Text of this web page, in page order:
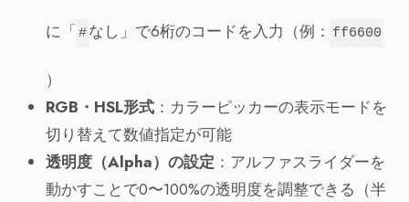
に「#なし」で6桁のコードを入力（例： ff6600
）
RGB・HSL形式 ：カラーピッカーの表示モードを
切り替えて数値指定が可能
透明度（Alpha）の設定 ：アルファスライダーを
動かすことで0〜100%の透明度を調整できる（半